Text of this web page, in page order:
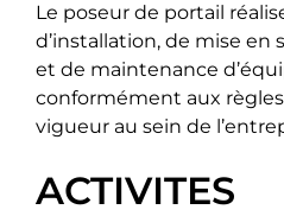
Qui sommes-nous ?
Le poseur de portail
d’installation, de mise en
et de maintenance
conformément aux règles
vigueur au sein de
ACTIVITES